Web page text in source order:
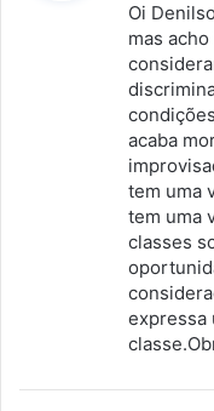
Oi
mas
acaba
tem uma
tem uma
classes
expressa